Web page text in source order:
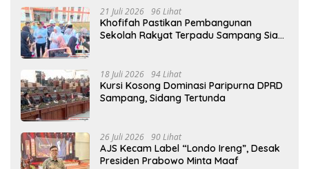
21 Juli 2026 96 Lihat
Khofifah Pastikan Pembangunan
Sekolah Rakyat Terpadu Sampang Siap
18 Juli 2026 94 Lihat
Kursi Kosong Dominasi Paripurna DPRD
Sampang, Sidang Tertunda
26 Juli 2026 90 Lihat
AJS Kecam Label “Londo Ireng”, Desak
Presiden Prabowo Minta Maaf